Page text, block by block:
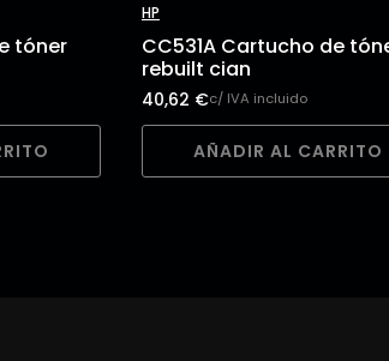
tóner
HP
CC531A Cartucho de
rebuilt cian
40,62 €c/ IVA incluido
AÑADIR AL CARRITO